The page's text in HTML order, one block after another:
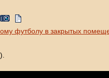
футболу в закрытых